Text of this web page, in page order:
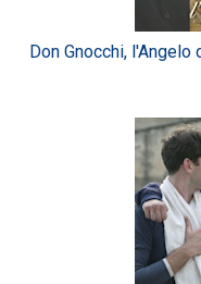
Don Gnocchi,